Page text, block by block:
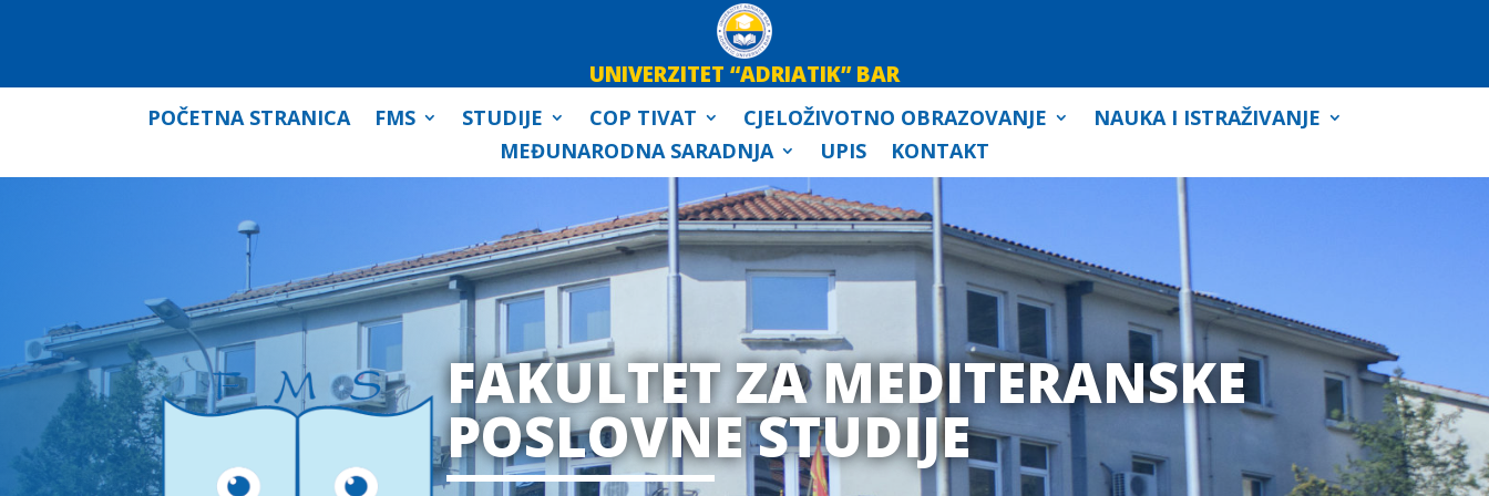
UNIVERZITET “ADRIATIK” BAR
POČETNA STRANICA FMS STUDIJE COP TIVAT CJELOŽIVOTNO OBRAZOVANJE
NAUKA I ISTRAŽIVANJE
MEĐUNARODNA SARADNJA
UPIS KONTAKT
FAKULTET ZA MEDITERANSKE
POSLOVNE STUDIJE